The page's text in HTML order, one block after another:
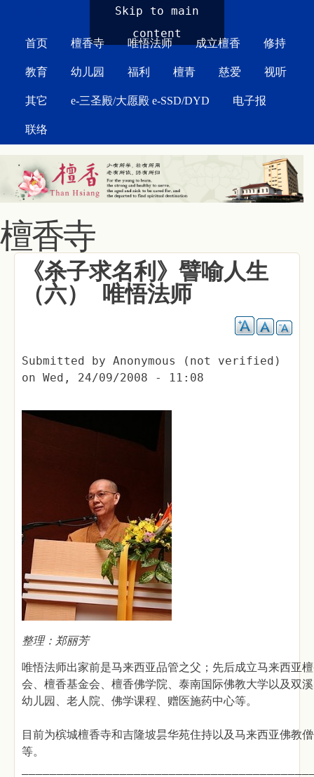
Skip to main
content
首页 檀香寺 唯悟法师 成立檀香 修持
教育 幼儿园 福利 檀青 慈爱 视听
其它 e-三圣殿/大愿殿 e-SSD/DYD 电子报
联络
檀香寺
《杀子求名利》譬喻人生
（六） 唯悟法师
Submitted by Anonymous (not verified)
on Wed, 24/09/2008 - 11:08
整理：郑丽芳
唯悟法师出家前是马来西亚品管之父；先后成立马来西亚
会、檀香基金会、檀香佛学院、泰南国际佛教大学以及双
幼儿园、老人院、佛学课程、赠医施药中心等。
目前为槟城檀香寺和吉隆坡昙华苑住持以及马来西亚佛教
等。